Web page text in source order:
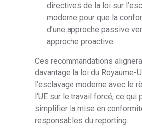
directives de la loi sur
moderne pour que la
d’une approche passive
approche proactive
Ces recommandations
davantage la loi du Royaume-
l’esclavage moderne avec le
l’UE sur le travail forcé, ce qui
simplifier la mise en
responsables du reporting.